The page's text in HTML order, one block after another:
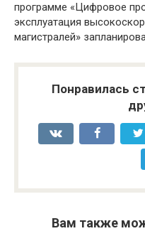
программе «Цифровое
эксплуатация
магистралей»
Понравилась
Вам также